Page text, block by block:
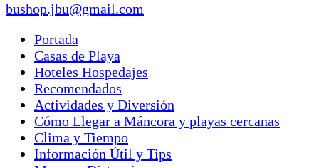
bushop.jbu@gmail.com
Portada
Casas de Playa
Hoteles Hospedajes
Recomendados
Actividades y Diversión
Cómo Llegar a Máncora y playas cercanas
Clima y Tiempo
Información Útil y Tips